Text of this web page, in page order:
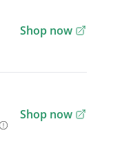
Shop now
Shop now